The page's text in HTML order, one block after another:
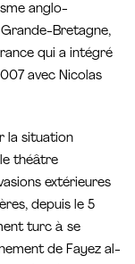
anglo-
Bretagne,
qui a intégré
avec Nicolas
la situation
le théâtre
extérieures
depuis le 5
turc à se
de Fayez al-